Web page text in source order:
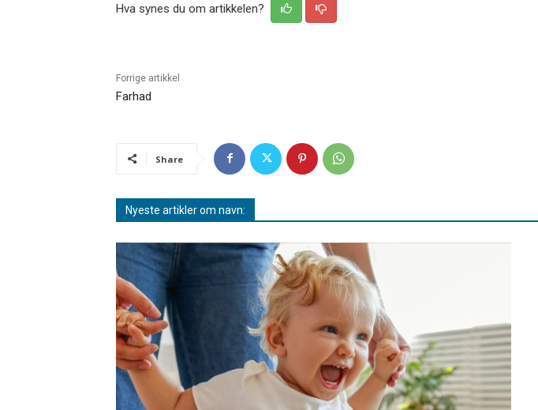
Hva synes du om artikkelen?
Forrige artikkel
Farhad
Share
Nyeste artikler om navn: